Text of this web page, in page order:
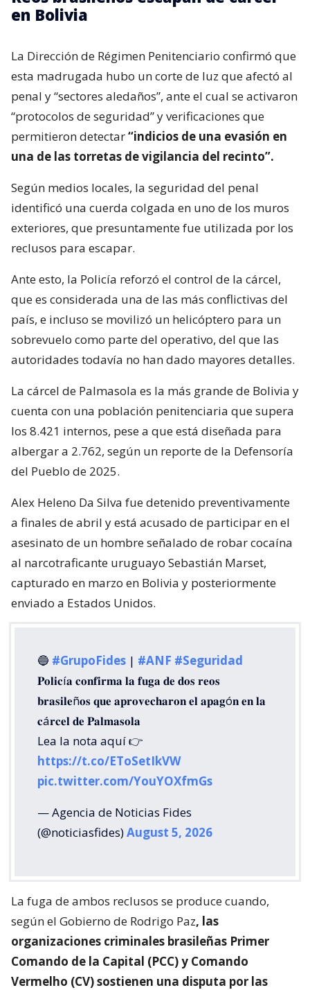
en Bolivia
La Dirección de Régimen Penitenciario confirmó que
esta madrugada hubo un corte de luz que afectó al
penal y “sectores aledaños”, ante el cual se activaron
“protocolos de seguridad” y verificaciones que
permitieron detectar“indicios de una evasión en
una de las torretas de vigilancia del recinto”.
Según medios locales, la seguridad del penal
identificó una cuerda colgada en uno de los muros
exteriores, que presuntamente fue utilizada por los
reclusos para escapar.
Ante esto, la Policía reforzó el control de la cárcel,
que es considerada una de las más conflictivas del
país, e incluso se movilizó un helicóptero para un
sobrevuelo como parte del operativo, del que las
autoridades todavía no han dado mayores detalles.
La cárcel de Palmasola es la más grande de Bolivia y
cuenta con una población penitenciaria que supera
los 8.421 internos, pese a que está diseñada para
albergar a 2.762, según un reporte de la Defensoría
del Pueblo de 2025.
Alex Heleno Da Silva fue detenido preventivamente
a finales de abril y está acusado de participar en el
asesinato de un hombre señalado de robar cocaína
al narcotraficante uruguayo Sebastián Marset,
capturado en marzo en Bolivia y posteriormente
enviado a Estados Unidos.
🔵 #GrupoFides | #ANF #Seguridad
𝐏𝐨𝐥𝐢𝐜í𝐚 𝐜𝐨𝐧𝐟𝐢𝐫𝐦𝐚 𝐥𝐚 𝐟𝐮𝐠𝐚 𝐝𝐞 𝐝𝐨𝐬 𝐫𝐞𝐨𝐬
𝐛𝐫𝐚𝐬𝐢𝐥𝐞ñ𝐨𝐬 𝐪𝐮𝐞 𝐚𝐩𝐫𝐨𝐯𝐞𝐜𝐡𝐚𝐫𝐨𝐧 𝐞𝐥 𝐚𝐩𝐚𝐠ó𝐧 𝐞𝐧 𝐥𝐚
𝐜á𝐫𝐜𝐞𝐥 𝐝𝐞 𝐏𝐚𝐥𝐦𝐚𝐬𝐨𝐥𝐚
Lea la nota aquí 👉
https://t.co/EToSetIkVW
pic.twitter.com/YouYOXfmGs
— Agencia de Noticias Fides
(@noticiasfides)August 5, 2026
La fuga de ambos reclusos se produce cuando,
según el Gobierno de Rodrigo Paz, las
organizaciones criminales brasileñas Primer
Comando de la Capital (PCC) y Comando
Vermelho (CV) sostienen una disputa por las